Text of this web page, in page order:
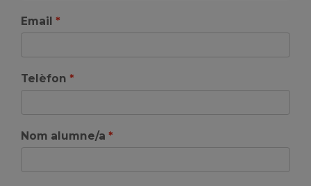
Email
Telèfon
Nom alumne/a